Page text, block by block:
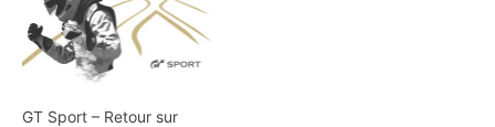
GT Sport – Retour sur